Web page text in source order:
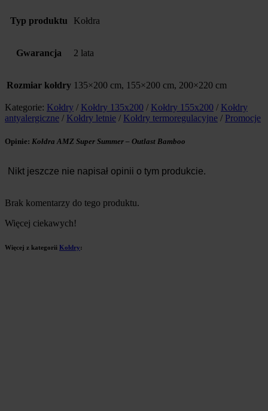
Typ produktu Kołdra
Gwarancja 2 lata
Rozmiar kołdry 135×200 cm, 155×200 cm, 200×220 cm
Kategorie: Kołdry / Kołdry 135x200 / Kołdry 155x200 / Kołdry
antyalergiczne / Kołdry letnie / Kołdry termoregulacyjne / Promocje
Opinie: Kołdra AMZ Super Summer – Outlast Bamboo
Nikt jeszcze nie napisał opinii o tym produkcie.
Brak komentarzy do tego produktu.
Więcej ciekawych!
Więcej z kategorii Kołdry: